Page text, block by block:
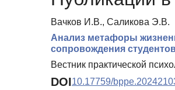
Вачков И.В., Саликова Э.В.
Анализ метафоры
сопровождения
Вестник практической
DOI10.17759/